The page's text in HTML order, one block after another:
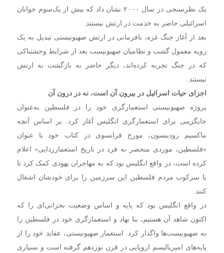
یک نظرسنجی در سال ۲۰۰۰ نشان داد که بیش از یک‌سوم جوانان
اسرائیلی حاضر به خدمت در ارتش نیستند.
بعد از آغاز جنگ غزه، نافرمانی در ارتش صهیونیستی تبدیل به یک
رویه معمول گشت و نظامیان صهیونیست بعد از شرایط وحشتناکی
که در جنگ تجربه کرده‌اند، دیگر حاضر به بازگشت به ارتش
نیستند.
اجزای حیات اسرائیل در بیرون آن است، نه در درون آن
پروژه صهیونیستی استعمارگری خود را در فلسطین به‌عنوان
جایگزینی برای استعمارگری انگلیس آغاز کرد. بر اساس آنچه
ماکسیم رودینسون، مورخ فرانسوی در کتاب خود با عنوان
«فلسطین، موردی منحصر به فرد در تاریخ استعمارزدایی» اعلام
کرده است، در واقع انگلیس بود که به مهاجران یهودی کمک کرد تا
با سرکوب مردم فلسطین این سرزمین را برای خودشان اشغال
کنند.
در واقع انگلیس بود که پایه و اساس وضعیت بحرانی‌ای را که
اکنون شاهد آن هستیم، بنا نهاد و استعمارگری خود در فلسطین را
به صهیونیست‌ها واگذار کرد. استعمار صهیونیستی، عقاید خود را از
پایه‌های امپریالیسم اروپایی در قرن نوزدهم گرفته است و بسیاری